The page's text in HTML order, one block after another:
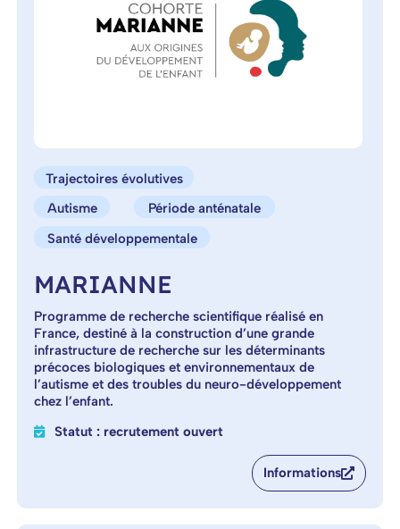
Trajectoires évolutives
Autisme
Période anténatale
Santé développementale
MARIANNE
Programme de recherche scientifique réalisé en
France, destiné à la construction d’une grande
infrastructure de recherche sur les déterminants
précoces biologiques et environnementaux de
l’autisme et des troubles du neuro-développement
chez l’enfant.
Statut : recrutement ouvert
Informations